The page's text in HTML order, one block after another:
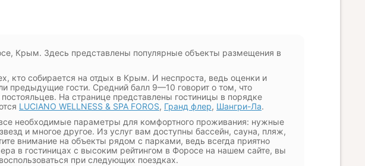
Крым. Здесь представлены популярные объекты размещения в
кто собирается на отдых в Крым. И неспроста, ведь оценки и
предыдущие гости. Средний балл 9—10 говорит о том, что
На странице представлены гостиницы в порядке
LUCIANO WELLNESS & SPA FOROS, Гранд флер, Шангри-Ла.
необходимые параметры для комфортного проживания: нужные
и многое другое. Из услуг вам доступны бассейн, сауна, пляж,
внимание на объекты рядом с парками, ведь всегда приятно
в гостиницах с высоким рейтингом в Форосе на нашем сайте, вы
при следующих поездках.